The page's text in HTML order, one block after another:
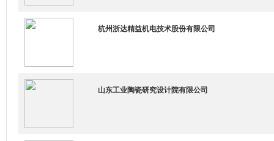
杭州浙达精益机电技术股份有限公司
山东工业陶瓷研究设计院有限公司